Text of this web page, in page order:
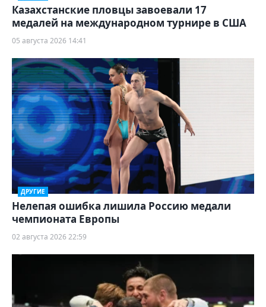
Казахстанские пловцы завоевали 17
медалей на международном турнире в США
05 августа 2026 14:41
ДРУГИЕ
Нелепая ошибка лишила Россию медали
чемпионата Европы
02 августа 2026 22:59